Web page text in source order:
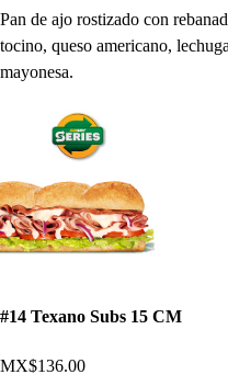
Pan de ajo rostizado con
tocino, queso americano,
mayonesa.
#14 Texano Subs 15 CM
MX$136.00